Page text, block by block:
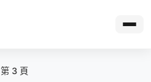
第 3 頁